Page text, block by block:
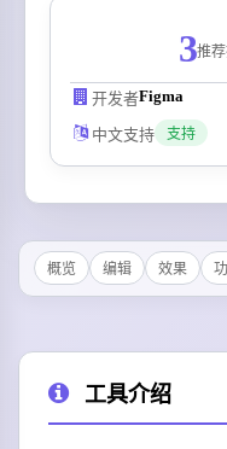
3推
开发者Figma
中文支持 支持
概览 编辑 效果
工具介绍